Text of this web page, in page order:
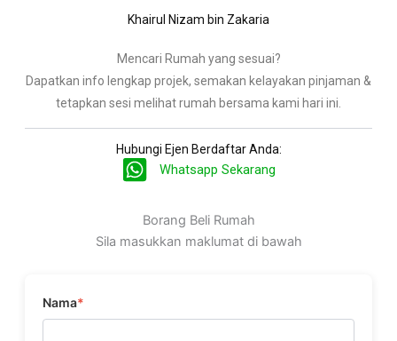
Khairul Nizam bin Zakaria
Mencari Rumah yang sesuai?
Dapatkan info lengkap projek, semakan kelayakan pinjaman &
tetapkan sesi melihat rumah bersama kami hari ini.
Hubungi Ejen Berdaftar Anda:
Whatsapp Sekarang
Borang Beli Rumah
Sila masukkan maklumat di bawah
Nama*